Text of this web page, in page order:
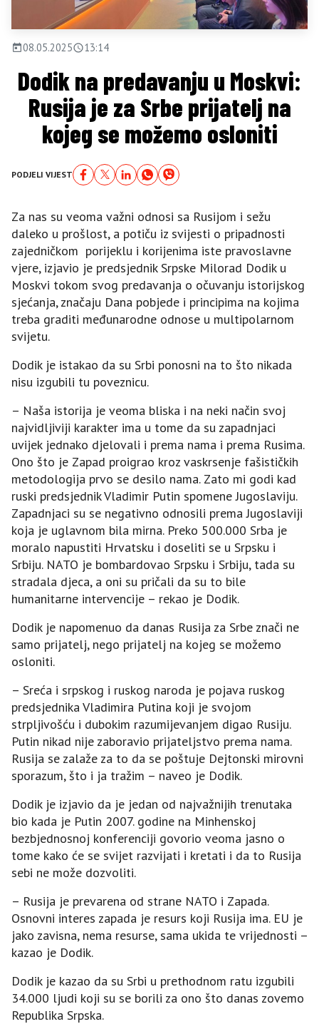
08.05.2025 13:14
Dodik na predavanju u Moskvi:
Rusija je za Srbe prijatelj na
kojeg se možemo osloniti
PODJELI VIJEST
Za nas su veoma važni odnosi sa Rusijom i sežu
daleko u prošlost, a potiču iz svijesti o pripadnosti
zajedničkom porijeklu i korijenima iste pravoslavne
vjere, izjavio je predsjednik Srpske Milorad Dodik u
Moskvi tokom svog predavanja o očuvanju istorijskog
sjećanja, značaju Dana pobjede i principima na kojima
treba graditi međunarodne odnose u multipolarnom
svijetu.
Dodik je istakao da su Srbi ponosni na to što nikada
nisu izgubili tu poveznicu.
– Naša istorija je veoma bliska i na neki način svoj
najvidljiviji karakter ima u tome da su zapadnjaci
uvijek jednako djelovali i prema nama i prema Rusima.
Ono što je Zapad proigrao kroz vaskrsenje fašističkih
metodologija prvo se desilo nama. Zato mi godi kad
ruski predsjednik Vladimir Putin spomene Јugoslaviju.
Zapadnjaci su se negativno odnosili prema Јugoslaviji
koja je uglavnom bila mirna. Preko 500.000 Srba je
moralo napustiti Hrvatsku i doseliti se u Srpsku i
Srbiju. NATO je bombardovao Srpsku i Srbiju, tada su
stradala djeca, a oni su pričali da su to bile
humanitarne intervencije – rekao je Dodik.
Dodik je napomenuo da danas Rusija za Srbe znači ne
samo prijatelj, nego prijatelj na kojeg se možemo
osloniti.
– Sreća i srpskog i ruskog naroda je pojava ruskog
predsjednika Vladimira Putina koji je svojom
strpljivošću i dubokim razumijevanjem digao Rusiju.
Putin nikad nije zaboravio prijateljstvo prema nama.
Rusija se zalaže za to da se poštuje Dejtonski mirovni
sporazum, što i ja tražim – naveo je Dodik.
Dodik je izjavio da je jedan od najvažnijih trenutaka
bio kada je Putin 2007. godine na Minhenskoj
bezbjednosnoj konferenciji govorio veoma jasno o
tome kako će se svijet razvijati i kretati i da to Rusija
sebi ne može dozvoliti.
– Rusija je prevarena od strane NATO i Zapada.
Osnovni interes zapada je resurs koji Rusija ima. EU je
jako zavisna, nema resurse, sama ukida te vrijednosti –
kazao je Dodik.
Dodik je kazao da su Srbi u prethodnom ratu izgubili
34.000 ljudi koji su se borili za ono što danas zovemo
Republika Srpska.